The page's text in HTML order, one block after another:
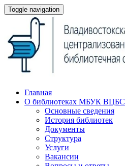
Toggle navigation
Главная
О библиотеках МБУК ВЦБС
Основные сведения
История библиотек
Документы
Структура
Услуги
Вакансии